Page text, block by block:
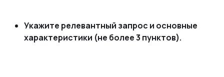
Укажите релевантный запрос и основные
характеристики (не более 3 пунктов).